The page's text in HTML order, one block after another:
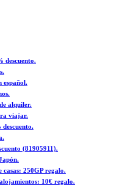
descuento.
español.
alquiler.
viajar.
(81905911).
casas: 250GP regalo.
10€ regalo.